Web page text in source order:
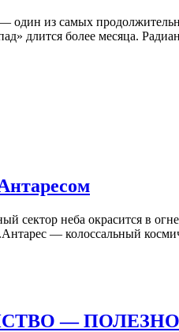
из самых
длится более месяца.
сектор неба окрасится в
— колоссальный
— ПОЛЕЗНО